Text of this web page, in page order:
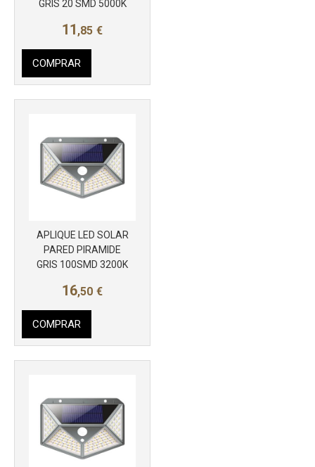
GRIS 20 SMD 5000K
11 ,85 €
COMPRAR
APLIQUE LED SOLAR
PARED PIRAMIDE
GRIS 100SMD 3200K
16,50 €
COMPRAR
Más info